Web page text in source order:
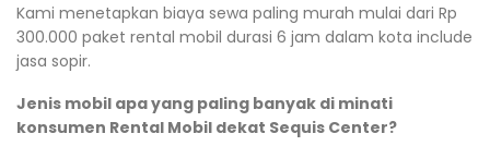
Kami menetapkan biaya sewa paling murah mulai dari Rp
300.000 paket rental mobil durasi 6 jam dalam kota include
jasa sopir.
Jenis mobil apa yang paling banyak di minati
konsumen Rental Mobil dekat Sequis Center?